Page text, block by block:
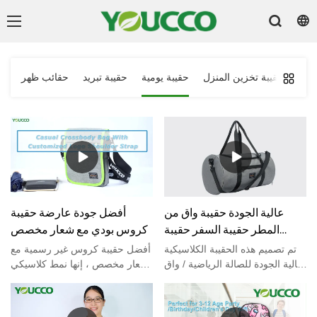
حقائب ظهر حقيبة تبريد حقيبة يومية حقيبة تخزين المنزل
أفضل جودة عارضة حقيبة
كروس بودي مع شعار مخصص
220613 الشركة المصنعة | يوكو
أفضل حقيبة كروس غير رسمية مع
شعار مخصص ، إنها نمط كلاسيكي
ويمكن حمله عبر صدرك. يتم إقران
تصميم الشريط الثابت سهل الضبط
عالية الجودة حقيبة واق من
المطر حقيبة السفر حقيبة
رياضية مع مقصورة الأحذية
بالجملة- Youcco
تم تصميم هذه الحقيبة الكلاسيكية
عالية الجودة للصالة الرياضية / واق
حجرتان رئيسيتان ، واحدة للملابس
وواحدة للأحذية.2 تحمل طرق حمل